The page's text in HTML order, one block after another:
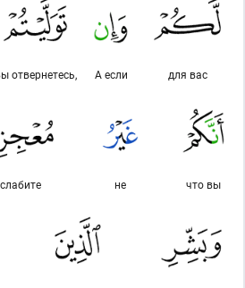
для вас
А если
отвернетесь,
что вы
не